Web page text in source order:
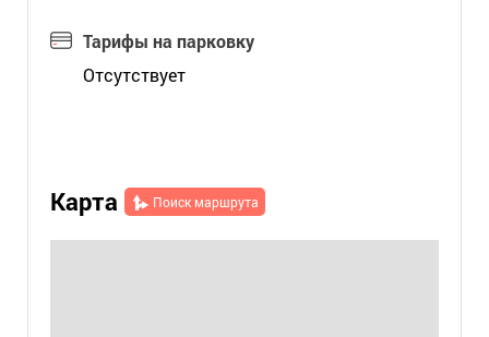
Тарифы на парковку
Отсутствует
Карта Поиск маршрута